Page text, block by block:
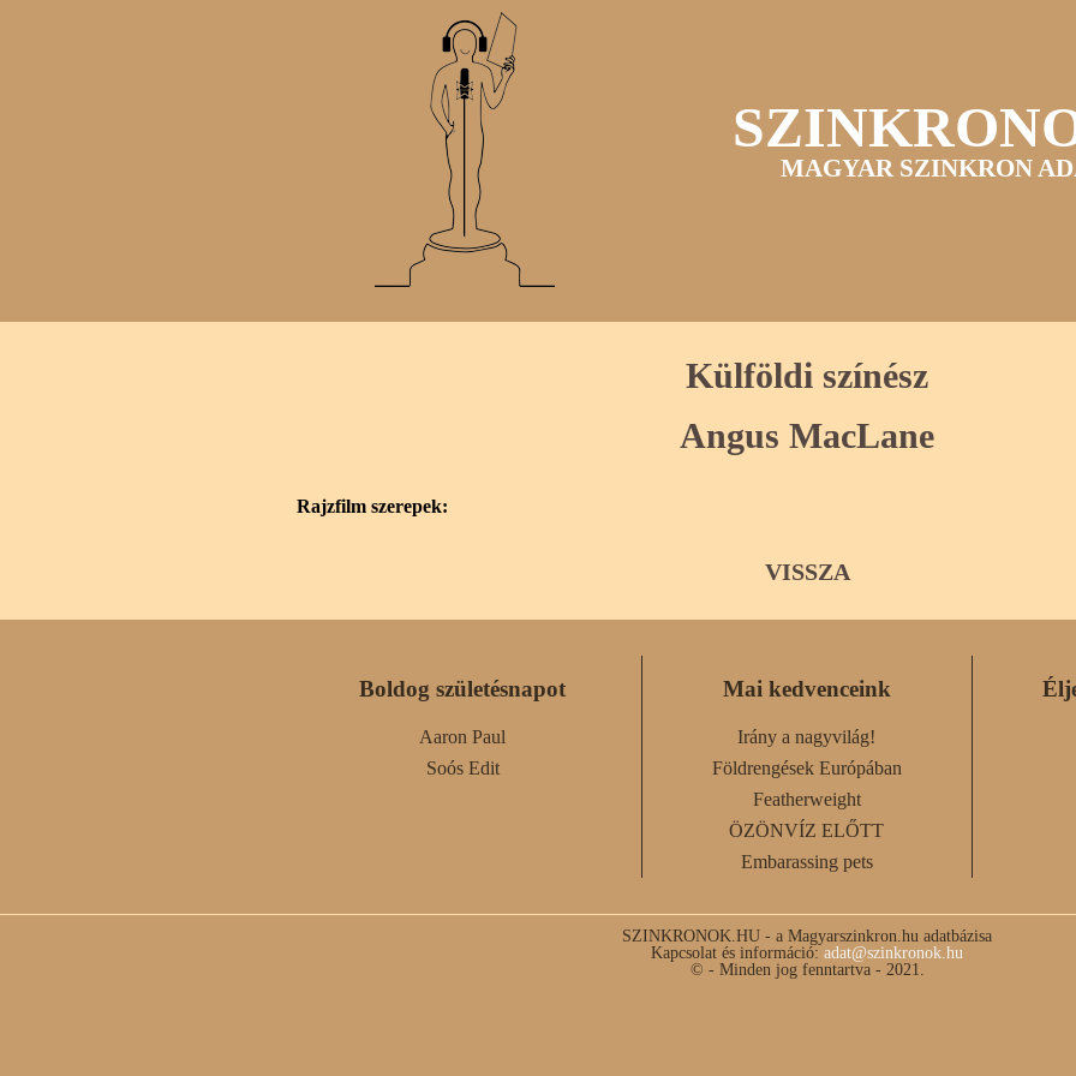
MAGYAR SZINKRON
Külföldi színész
Angus MacLane
Rajzfilm szerepek:
VISSZA
Boldog születésnapot
Aaron Paul
Soós Edit
Mai kedvenceink
Irány a nagyvilág!
Földrengések Európában
Featherweight
ÖZÖNVÍZ ELŐTT
Embarassing pets
SZINKRONOK.HU - a Magyarszinkron.hu adatbázisa
Kapcsolat és információ: adat@szinkronok.hu
© - Minden jog fenntartva - 2021.